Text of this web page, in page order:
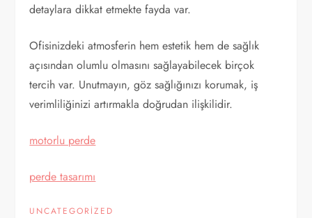
detaylara dikkat etmekte fayda var.
Ofisinizdeki atmosferin hem estetik hem de sağlık
açısından olumlu olmasını sağlayabilecek birçok
tercih var. Unutmayın, göz sağlığınızı korumak, iş
verimliliğinizi artırmakla doğrudan ilişkilidir.
motorlu perde
perde tasarımı
UNCATEGORIZED